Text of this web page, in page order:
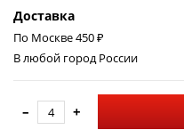
Доставка
По Москве 450 ₽
В любой город России
– +